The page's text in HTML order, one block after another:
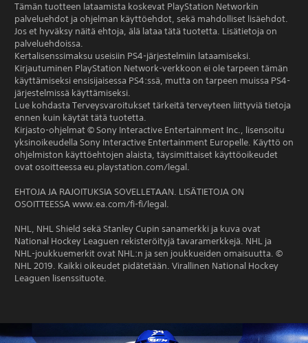
Tämän tuotteen lataamista koskevat PlayStation Networkin
palveluehdot ja ohjelman käyttöehdot, sekä mahdolliset lisäehdot.
Jos et hyväksy näitä ehtoja, älä lataa tätä tuotetta. Lisätietoja on
palveluehdoissa.
Kertalisenssimaksu useisiin PS4-järjestelmiin lataamiseksi.
Kirjautuminen PlayStation Network-verkkoon ei ole tarpeen tämän
käyttämiseksi ensisijaisessa PS4:ssä, mutta on tarpeen muissa PS4-
järjestelmissä käyttämiseksi.
Lue kohdasta Terveysvaroitukset tärkeitä terveyteen liittyviä tietoja
ennen kuin käytät tätä tuotetta.
Kirjasto-ohjelmat © Sony Interactive Entertainment Inc., lisensoitu
yksinoikeudella Sony Interactive Entertainment Europelle. Käyttö on
ohjelmiston käyttöehtojen alaista, täysimittaiset käyttöoikeudet
ovat osoitteessa eu.playstation.com/legal.
EHTOJA JA RAJOITUKSIA SOVELLETAAN. LISÄTIETOJA ON
OSOITTEESSA www.ea.com/fi-fi/legal.
NHL, NHL Shield sekä Stanley Cupin sanamerkki ja kuva ovat
National Hockey Leaguen rekisteröityjä tavaramerkkejä. NHL ja
NHL-joukkuemerkit ovat NHL:n ja sen joukkueiden omaisuutta. ©
NHL 2019. Kaikki oikeudet pidätetään. Virallinen National Hockey
Leaguen lisenssituote.